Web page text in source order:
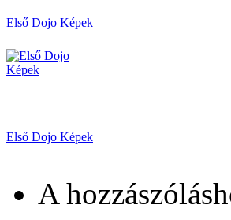
Első Dojo Képek
Első Dojo Képek
A